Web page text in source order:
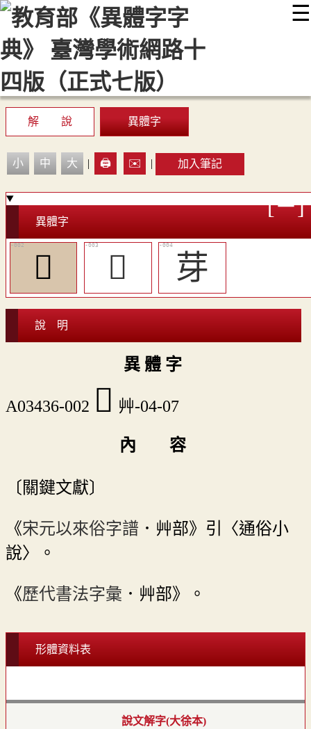
☰
::: 最新消息 常見問題 編輯說明
顯示模式
網站導覽
解 說 異體字
小 中 大 | 🖨️ ✉️ | 加入筆記
異體字
󴽈 󴽉 芽
說 明
異 體 字
A03436-002 󴽈 艸-04-07
內 容
〔關鍵文獻〕
《宋元以來俗字譜 ．艸部》引〈通俗小
說〉。
《歷代書法字彙 ．艸部》。
形體資料表
說文解字(大徐本)